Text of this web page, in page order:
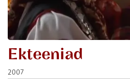
Ekteeniad
2007